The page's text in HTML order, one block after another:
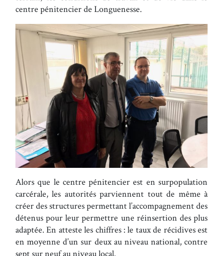
centre pénitencier de Longuenesse.
Alors que le centre pénitencier est en surpopulation
carcérale, les autorités parviennent tout de même à
créer des structures permettant l’accompagnement des
détenus pour leur permettre une réinsertion des plus
adaptée. En atteste les chiffres : le taux de récidives est
en moyenne d’un sur deux au niveau national, contre
sept sur neuf au niveau local.